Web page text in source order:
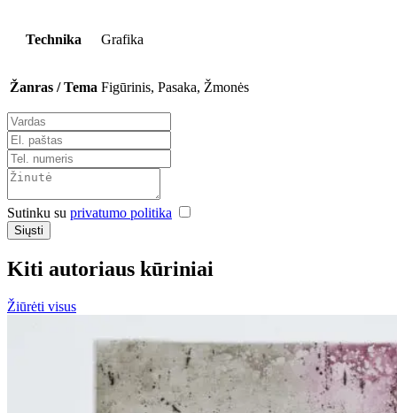
Technika Grafika
Žanras / Tema Figūrinis, Pasaka, Žmonės
Sutinku su privatumo politika
Siųsti
Kiti autoriaus kūriniai
Žiūrėti visus